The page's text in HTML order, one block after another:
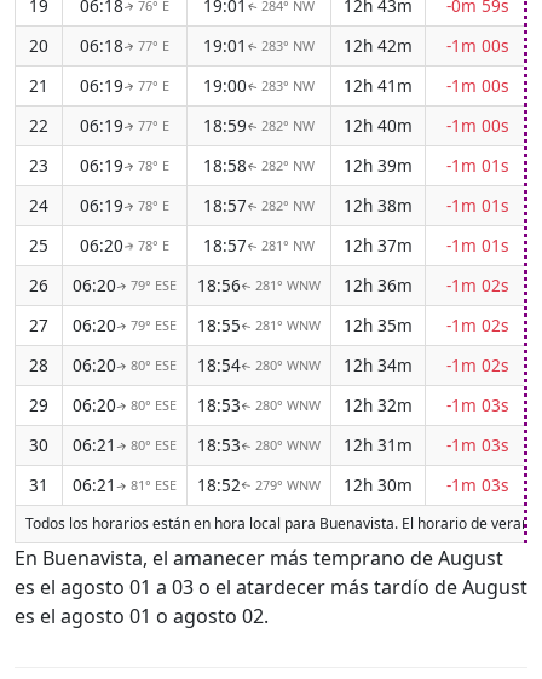
19
06:18↑ 76° E 19:01 ↑ 284° NW 12h 43m
-0m 59s
20
06:18↑ 77° E 19:01 ↑ 283° NW 12h 42m
-1m 00s
21
06:19↑ 77° E 19:00↑ 283° NW 12h 41m
-1m 00s
22
06:19↑ 77° E 18:59↑ 282° NW 12h 40m
-1m 00s
23
06:19↑ 78° E 18:58↑ 282° NW 12h 39m
-1m 01s
24
06:19↑ 78° E 18:57↑ 282° NW 12h 38m
-1m 01s
25
06:20↑ 78° E 18:57↑ 281° NW 12h 37m
-1m 01s
26
06:20↑ 79° ESE 18:56↑ 281° WNW 12h 36m
-1m 02s
27
06:20↑ 79° ESE 18:55↑ 281° WNW 12h 35m
-1m 02s
28
06:20↑ 80° ESE 18:54↑ 280° WNW 12h 34m
-1m 02s
29
06:20↑ 80° ESE 18:53↑ 280° WNW 12h 32m
-1m 03s
30
06:21 ↑ 80° ESE 18:53↑ 280° WNW 12h 31m
-1m 03s
31
06:21 ↑ 81° ESE 18:52↑ 279° WNW 12h 30m -1m 03s
Todos los horarios están en hora local para Buenavista. El horario de
En Buenavista, el amanecer más temprano de August
es el agosto 01 a 03 o el atardecer más tardío de August
es el agosto 01 o agosto 02.